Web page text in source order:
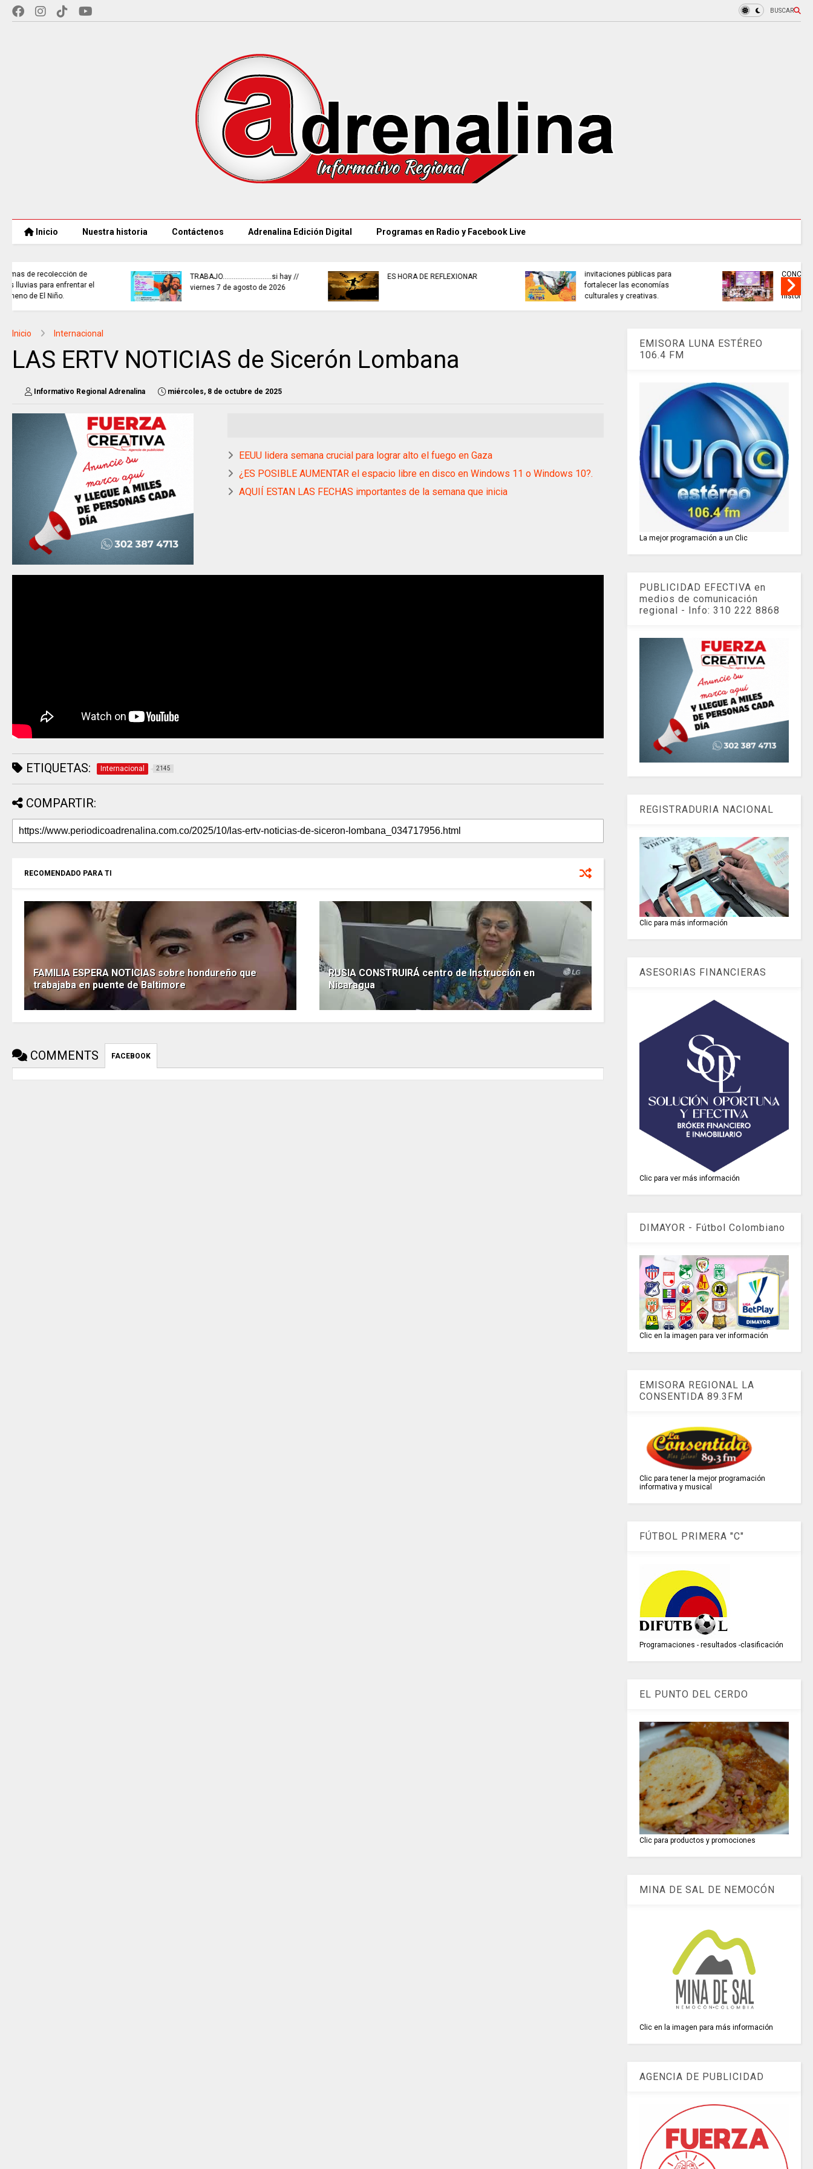
BUSCAR
Inicio Nuestra historia Contáctenos Adrenalina Edición Digital Programas en Radio y Facebook Live
TRABAJO...........................si hay //
viernes 7 de agosto de 2026
ES HORA DE REFLEXIONAR
invitaciones públicas para
fortalecer las economías
culturales y creativas.
CONCURSO NACIONAL de
Escritura premió 40 autores de
historias de paz.
Inicio Internacional
LAS ERTV NOTICIAS de Sicerón Lombana
Informativo Regional Adrenalina miércoles, 8 de octubre de 2025
EEUU lidera semana crucial para lograr alto el fuego en Gaza
¿ES POSIBLE AUMENTAR el espacio libre en disco en Windows 11 o Windows 10?.
AQUIÍ ESTAN LAS FECHAS importantes de la semana que inicia
ETIQUETAS: Internacional 2145
COMPARTIR:
RECOMENDADO PARA TI
FAMILIA ESPERA NOTICIAS sobre hondureño que
trabajaba en puente de Baltimore
RUSIA CONSTRUIRÁ centro de Instrucción en
Nicaragua
COMMENTS FACEBOOK
EMISORA LUNA ESTÉREO
106.4 FM
La mejor programación a un Clic
PUBLICIDAD EFECTIVA en
medios de comunicación
regional - Info: 310 222 8868
REGISTRADURIA NACIONAL
Clic para más información
ASESORIAS FINANCIERAS
Clic para ver más información
DIMAYOR - Fútbol Colombiano
Clic en la imagen para ver información
EMISORA REGIONAL LA
CONSENTIDA 89.3FM
Clic para tener la mejor programación
informativa y musical
FÚTBOL PRIMERA "C"
Programaciones - resultados -clasificación
EL PUNTO DEL CERDO
Clic para productos y promociones
MINA DE SAL DE NEMOCÓN
Clic en la imagen para más información
AGENCIA DE PUBLICIDAD